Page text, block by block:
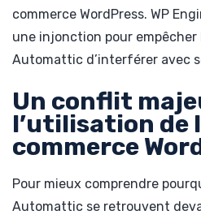
commerce WordPress. WP
une injonction pour empêcher
Automattic d’interférer avec
Un conflit
l’utilisation de
commerce
Pour mieux comprendre
Automattic se retrouvent